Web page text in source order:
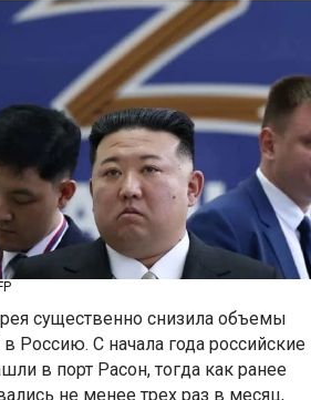
существенно снизила объемы
Россию. С начала года российские
в порт Расон, тогда как ранее
не менее трех раз в месяц,